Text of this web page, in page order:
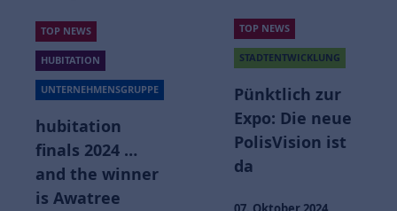
TOP NEWS
HUBITATION
UNTERNEHMENSGRUPPE
hubitation
finals 2024 …
and the winner
is Awatree
TOP NEWS
STADTENTWICKLUNG
Pünktlich zur
Expo: Die neue
PolisVision ist
da